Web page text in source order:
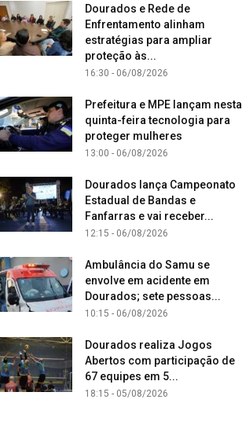
Dourados e Rede de
Enfrentamento alinham
estratégias para ampliar
proteção às...
16:30 - 06/08/2026
Prefeitura e MPE lançam nesta
quinta-feira tecnologia para
proteger mulheres
13:00 - 06/08/2026
Dourados lança Campeonato
Estadual de Bandas e
Fanfarras e vai receber...
12:15 - 06/08/2026
Ambulância do Samu se
envolve em acidente em
Dourados; sete pessoas...
10:15 - 06/08/2026
Dourados realiza Jogos
Abertos com participação de
67 equipes em 5...
18:15 - 05/08/2026